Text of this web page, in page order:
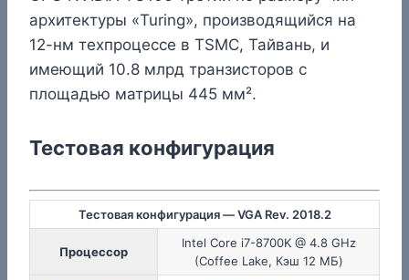
архитектуры «Turing», производящийся на
12-нм техпроцессе в TSMC, Тайвань, и
имеющий 10.8 млрд транзисторов c
площадью матрицы 445 мм².
Тестовая конфигурация
Тестовая конфигурация — VGA Rev. 2018.2
Процессор
Intel Core i7-8700K @ 4.8 GHz
(Coffee Lake, Кэш 12 МБ)